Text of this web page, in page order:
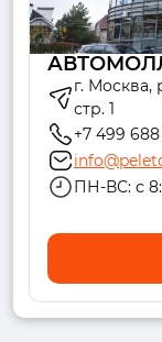
АВТОМОЛЛ
г.
стр. 1
+7 499
ПН-ВС: с